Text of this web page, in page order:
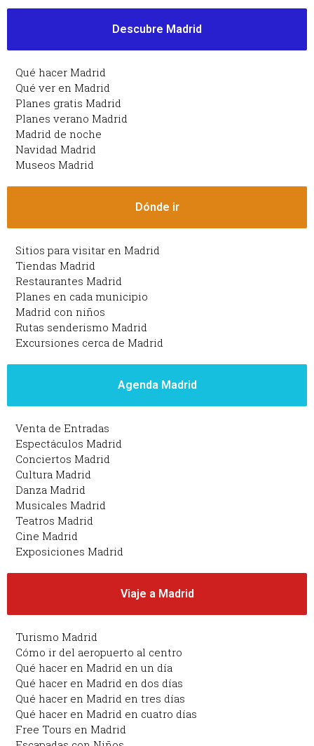
Descubre Madrid
Qué hacer Madrid
Qué ver en Madrid
Planes gratis Madrid
Planes verano Madrid
Madrid de noche
Navidad Madrid
Museos Madrid
Dónde ir
Sitios para visitar en Madrid
Tiendas Madrid
Restaurantes Madrid
Planes en cada municipio
Madrid con niños
Rutas senderismo Madrid
Excursiones cerca de Madrid
Agenda Madrid
Venta de Entradas
Espectáculos Madrid
Conciertos Madrid
Cultura Madrid
Danza Madrid
Musicales Madrid
Teatros Madrid
Cine Madrid
Exposiciones Madrid
Viaje a Madrid
Turismo Madrid
Cómo ir del aeropuerto al centro
Qué hacer en Madrid en un día
Qué hacer en Madrid en dos días
Qué hacer en Madrid en tres días
Qué hacer en Madrid en cuatro días
Free Tours en Madrid